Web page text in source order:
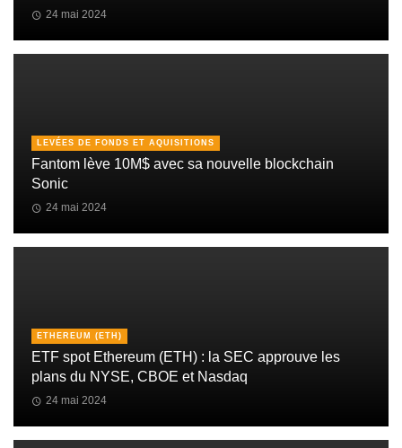
24 mai 2024
LEVÉES DE FONDS ET AQUISITIONS
Fantom lève 10M$ avec sa nouvelle blockchain
Sonic
24 mai 2024
ETHEREUM (ETH)
ETF spot Ethereum (ETH) : la SEC approuve les
plans du NYSE, CBOE et Nasdaq
24 mai 2024